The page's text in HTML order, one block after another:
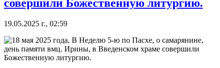
совершили Божественную литургию.
19.05.2025 г., 02:59